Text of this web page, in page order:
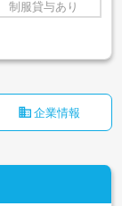
制服貸与あり
business 企業情報